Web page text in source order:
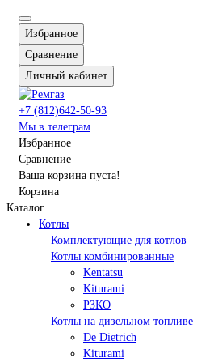
Избранное
Сравнение
Личный кабинет
+7 (812)642-50-93
Мы в телеграм
Избранное
Сравнение
Ваша корзина пуста!
Корзина
Каталог
Котлы
Комплектующие для котлов
Котлы комбинированные
Kentatsu
Kiturami
РЗКО
Котлы на дизельном топливе
De Dietrich
Kiturami